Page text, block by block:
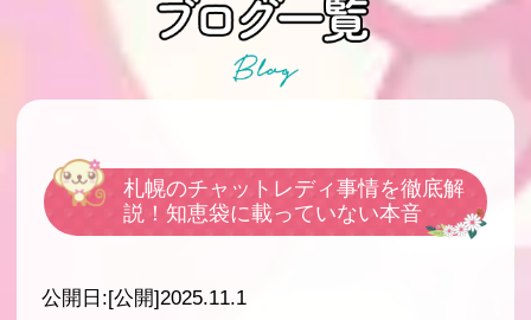
札幌のチャットレディ事情を徹底解
説！知恵袋に載っていない本音
公開日:[公開]2025.11.1